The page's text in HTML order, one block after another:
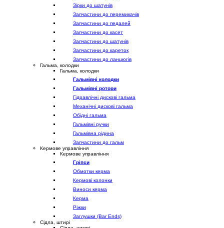
Зірки до шатунів
Запчастини до перемикачів
Запчастини до педалей
Запчастини до касет
Запчастини до шатунів
Запчастини до кареток
Запчастини до ланцюгів
Гальма, колодки
Гальма, колодки
Гальмівні колодки
Гальмівні ротори
Гідравлічні дискові гальма
Механічні дискові гальма
Обідні гальма
Гальмівні ручки
Гальмівна рідина
Запчастини до гальм
Кермове управління
Кермове управління
Гріпси
Обмотки керма
Кермові колонки
Виноси керма
Керма
Ріжки
Заглушки (Bar Ends)
Сідла, штирі